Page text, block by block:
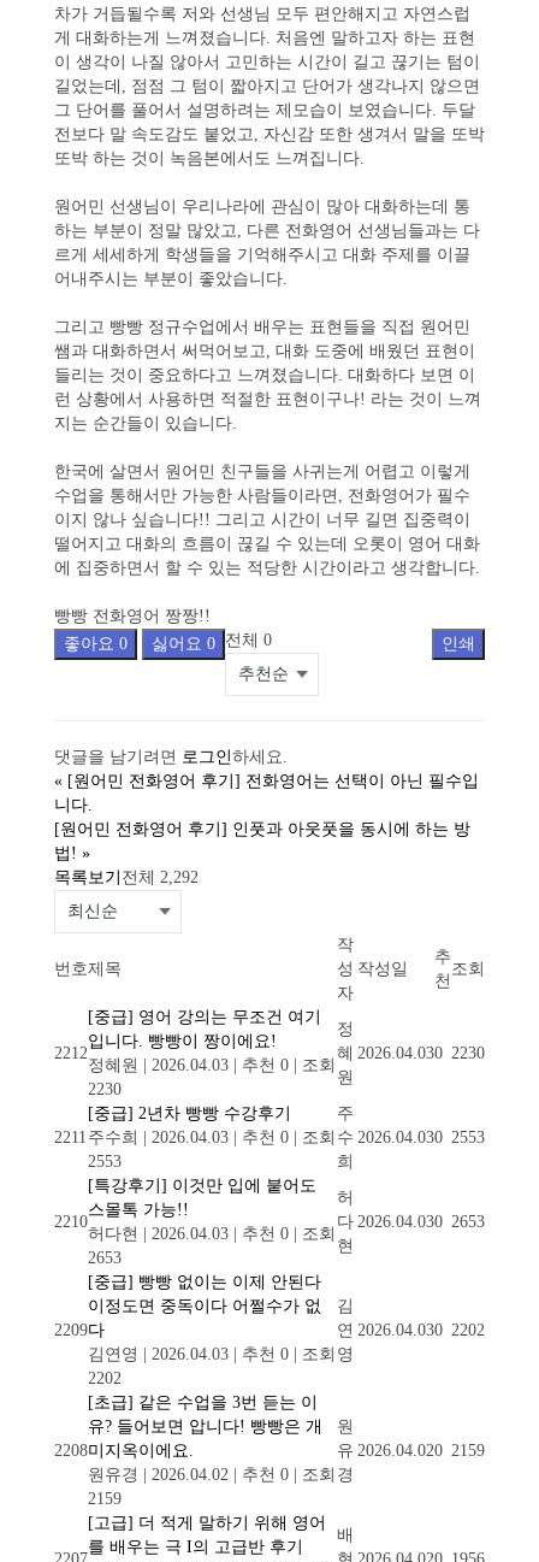
차가 거듭될수록 저와 선생님 모두 편안해지고 자연스럽
게 대화하는게 느껴졌습니다. 처음엔 말하고자 하는 표현
이 생각이 나질 않아서 고민하는 시간이 길고 끊기는 텀이
길었는데, 점점 그 텀이 짧아지고 단어가 생각나지 않으면
그 단어를 풀어서 설명하려는 제모습이 보였습니다. 두달
전보다 말 속도감도 붙었고, 자신감 또한 생겨서 말을 또박
또박 하는 것이 녹음본에서도 느껴집니다.
원어민 선생님이 우리나라에 관심이 많아 대화하는데 통
하는 부분이 정말 많았고, 다른 전화영어 선생님들과는 다
르게 세세하게 학생들을 기억해주시고 대화 주제를 이끌
어내주시는 부분이 좋았습니다.
그리고 빵빵 정규수업에서 배우는 표현들을 직접 원어민
쌤과 대화하면서 써먹어보고, 대화 도중에 배웠던 표현이
들리는 것이 중요하다고 느껴졌습니다. 대화하다 보면 이
런 상황에서 사용하면 적절한 표현이구나! 라는 것이 느껴
지는 순간들이 있습니다.
한국에 살면서 원어민 친구들을 사귀는게 어렵고 이렇게
수업을 통해서만 가능한 사람들이라면, 전화영어가 필수
이지 않나 싶습니다!! 그리고 시간이 너무 길면 집중력이
떨어지고 대화의 흐름이 끊길 수 있는데 오롯이 영어 대화
에 집중하면서 할 수 있는 적당한 시간이라고 생각합니다.
빵빵 전화영어 짱짱!!
좋아요 0 싫어요 0 인쇄
전체 0
댓글을 남기려면 로그인하세요.
« [원어민 전화영어 후기] 전화영어는 선택이 아닌 필수입
니다.
[원어민 전화영어 후기] 인풋과 아웃풋을 동시에 하는 방
법! »
목록보기 전체 2,292
번호제목
작
성
자
작성일
추
천
조회
2212
[중급] 영어 강의는 무조건 여기
입니다. 빵빵이 짱이에요!
정혜원
2026.04.03 추천 0
조회
2230
정
혜
원
2026.04.030 2230
2211
[중급] 2년차 빵빵 수강후기
주수희
2026.04.03 추천 0
조회
2553
주
수
희
2026.04.030 2553
2210
[특강후기] 이것만 입에 붙어도
스몰톡 가능!!
허다현
2026.04.03 추천 0
조회
2653
허
다
현
2026.04.030 2653
2209
[중급] 빵빵 없이는 이제 안된다
이정도면 중독이다 어쩔수가 없
다
김연영
2026.04.03 추천 0
조회
2202
김
연
영
2026.04.030 2202
2208
[초급] 같은 수업을 3번 듣는 이
유? 들어보면 압니다! 빵빵은 개
미지옥이에요.
원유경
2026.04.02 추천 0
조회
2159
원
유
경
2026.04.020 2159
[고급] 더 적게 말하기 위해 영어
를 배우는 극 I의 고급반 후기
배